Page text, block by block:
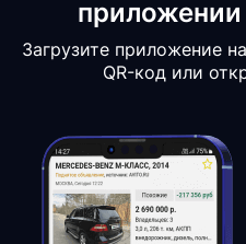
Загрузите приложение
QR-код или